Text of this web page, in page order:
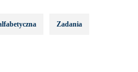
Zadania